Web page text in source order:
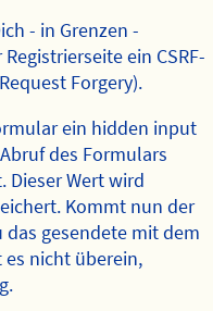
- in Grenzen -
ein CSRF-
Forgery).
ein hidden input
des Formulars
Dieser Wert wird
Kommt nun der
das gesendete mit dem
nicht überein,